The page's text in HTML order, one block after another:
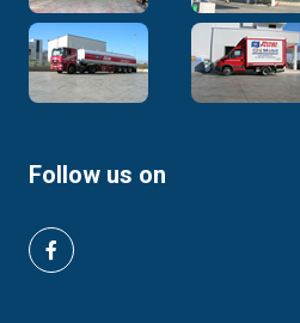
Follow us on